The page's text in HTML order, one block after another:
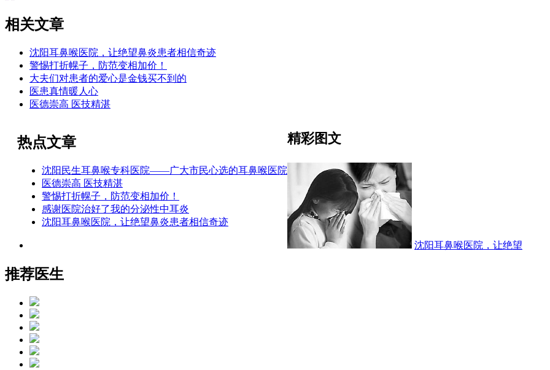
相关文章
沈阳耳鼻喉医院，让绝望鼻炎患者相信奇迹
警惕打折幌子，防范变相加价！
大夫们对患者的爱心是金钱买不到的
医患真情暖人心
医德崇高 医技精湛
热点文章
沈阳民生耳鼻喉专科医院——广大市民心选的耳鼻喉医院
医德崇高 医技精湛
警惕打折幌子，防范变相加价！
感谢医院治好了我的分泌性中耳炎
沈阳耳鼻喉医院，让绝望鼻炎患者相信奇迹
精彩图文
沈阳耳鼻喉医院，让绝望
推荐医生